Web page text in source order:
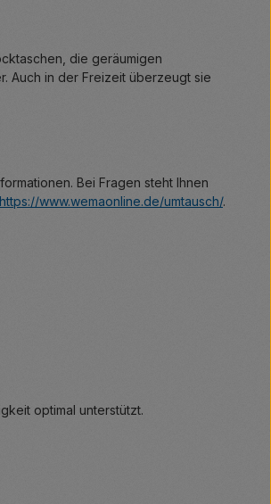
die geräumigen
Auch in der Freizeit überzeugt sie
Bei Fragen steht Ihnen
https://www.wemaonline.de/umtausch/.
optimal unterstützt.